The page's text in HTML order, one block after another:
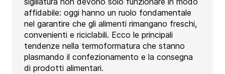
affidabile: oggi hanno un ruolo fondamentale
nel garantire che gli alimenti rimangano freschi,
convenienti e riciclabili. Ecco le principali
tendenze nella termoformatura che stanno
plasmando il confezionamento e la consegna
di prodotti alimentari.